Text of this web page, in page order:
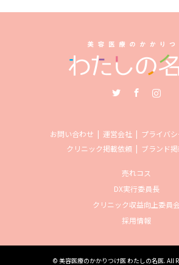
お問い合わせ 運営会社
プライバ
クリニック掲載依頼
ブランド
売れコス
DX実行委員長
クリニック収益向上委員
採用情報
© 美容医療のかかりつけ医 わたしの名医. All